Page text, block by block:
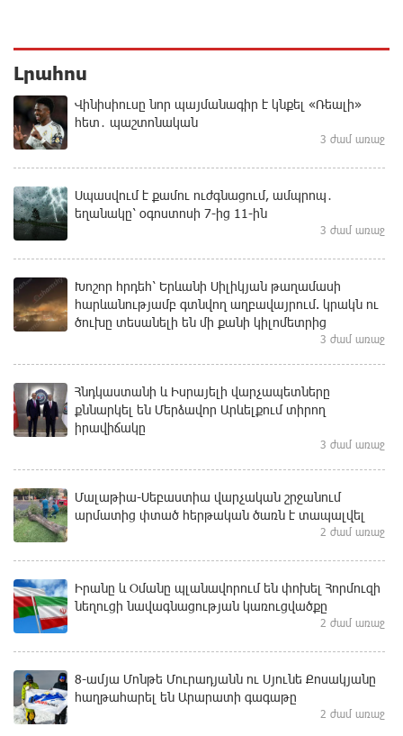
Լրահոս
Վինիսիուսը նոր պայմանագիր է կնքել «Ռեալի»
հետ․ պաշտոնական
3 ժամ առաջ
Սպասվում է քամու ուժգնացում, ամպրոպ․
եղանակը՝ օգոստոսի 7-ից 11-ին
3 ժամ առաջ
Խոշոր հրդեհ՝ Երևանի Սիլիկյան թաղամասի
հարևանությամբ գտնվող աղբավայրում. կրակն ու
ծուխը տեսանելի են մի քանի կիլոմետրից
3 ժամ առաջ
Հնդկաստանի և Իսրայելի վարչապետները
քննարկել են Մերձավոր Արևելքում տիրող
իրավիճակը
3 ժամ առաջ
Մալաթիա-Սեբաստիա վարչական շրջանում
արմատից փտած հերթական ծառն է տապալվել
2 ժամ առաջ
Իրանը և Օմանը պլանավորում են փոխել Հորմուզի
նեղուցի նավագնացության կառուցվածքը
2 ժամ առաջ
8-ամյա Մոնթե Մուրադյանն ու Սյունե Քոսակյանը
հաղթահարել են Արարատի գագաթը
2 ժամ առաջ